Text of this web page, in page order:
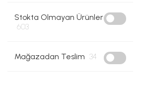
Stokta Olmayan Ürünler
603
Mağazadan Teslim 34